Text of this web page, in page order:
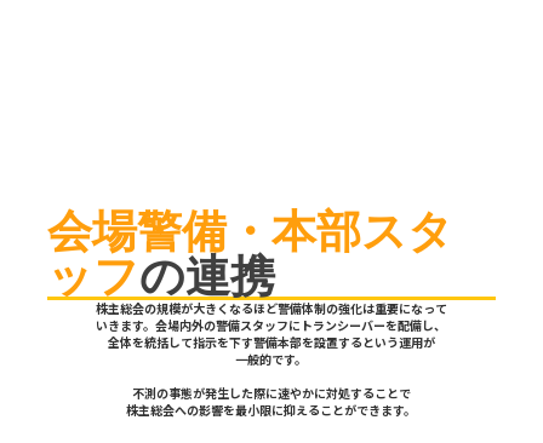
会場警備・本部スタ
ッフの連携
株主総会の規模が大きくなるほど警備体制の強化は重要になって
いきます。会場内外の警備スタッフにトランシーバーを配備し、
全体を統括して指示を下す警備本部を設置するという運用が
一般的です。
不測の事態が発生した際に速やかに対処することで
株主総会への影響を最小限に抑えることができます。